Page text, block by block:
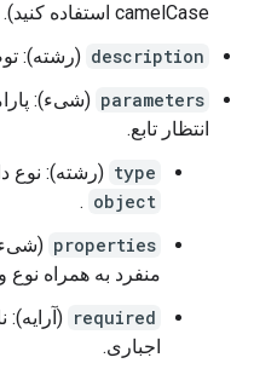
camelCase استفاده کنید).
description (رشته):
parameters (شیء):
انتظار تابع.
type (رشته): نوع
object
.
properties
منفرد به همراه
required (آرایه):
اجباری.